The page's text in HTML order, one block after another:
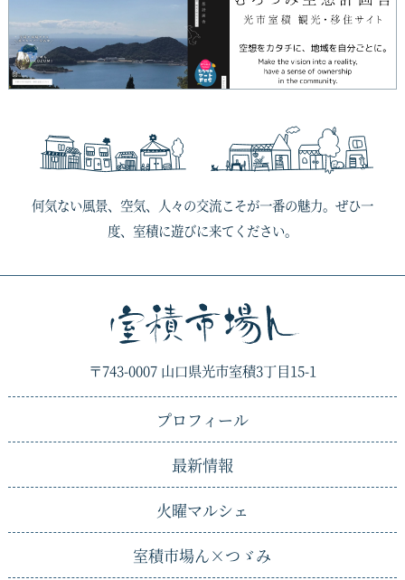
何気ない風景、空気、人々の交流こそが一番の魅力。ぜひ一
度、室積に遊びに来てください。
〒743-0007 山口県光市室積3丁目15-1
プロフィール
最新情報
火曜マルシェ
室積市場ん×つゞみ